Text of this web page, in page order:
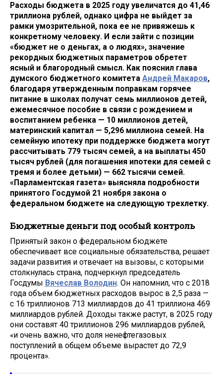
Расходы бюджета в 2025 году увеличатся до 41,46
триллиона рублей, однако цифра не выйдет за
рамки умозрительной, пока ее не привяжешь к
конкретному человеку. И если зайти с позиции
«бюджет не о деньгах, а о людях», значение
рекордных бюджетных параметров обретет
ясный и благородный смысл. Как пояснил глава
думского бюджетного комитета Андрей Макаров,
благодаря утвержденным поправкам горячее
питание в школах получат семь миллионов детей,
ежемесячное пособие в связи с рождением и
воспитанием ребенка — 10 миллионов детей,
материнский капитал — 5,296 миллиона семей. На
семейную ипотеку при поддержке бюджета могут
рассчитывать 779 тысяч семей, а на выплаты 450
тысяч рублей (для погашения ипотеки для семей с
тремя и более детьми) — 662 тысячи семей.
«Парламентская газета» выясняла подробности
принятого Госдумой 21 ноября закона о
федеральном бюджете на следующую трехлетку.
Бюджетные деньги под особый контроль
Принятый закон о федеральном бюджете
обеспечивает все социальные обязательства, решает
задачи развития и отвечает на вызовы, с которыми
столкнулась страна, подчеркнул председатель
Госдумы Вячеслав Володин. Он напомнил, что с 2018
года объем бюджетных расходов вырос в 2,5 раза —
с 16 триллионов 713 миллиардов до 41 триллиона 469
миллиардов рублей. Доходы также растут, в 2025 году
они составят 40 триллионов 296 миллиардов рублей,
«и очень важно, что доля ненефтегазовых
поступлений в общем объеме вырастет до 72,9
процента».